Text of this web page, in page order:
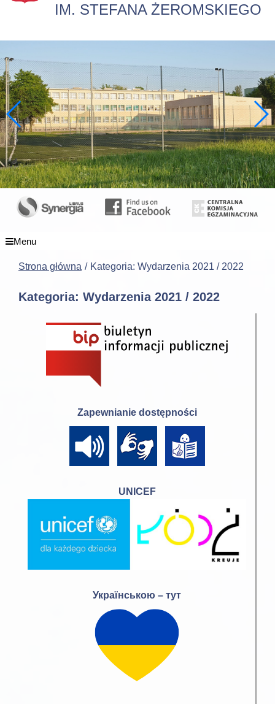
IM. STEFANA ŻEROMSKIEGO
Menu
Zapewnianie dostępności
UNICEF
Українською – тут
Strona główna Kategoria: Wydarzenia 2021 / 2022
Kategoria: Wydarzenia 2021 / 2022